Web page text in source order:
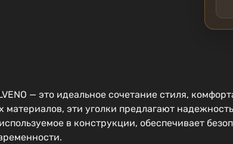
— это идеальное сочетание стиля,
материалов, эти уголки предлагают
в конструкции, обеспечивает